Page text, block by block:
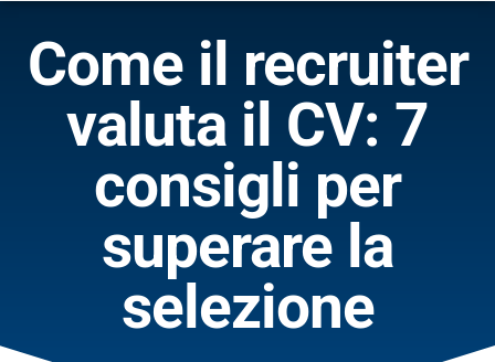
Come il recruiter
valuta il CV: 7
consigli per
superare la
selezione